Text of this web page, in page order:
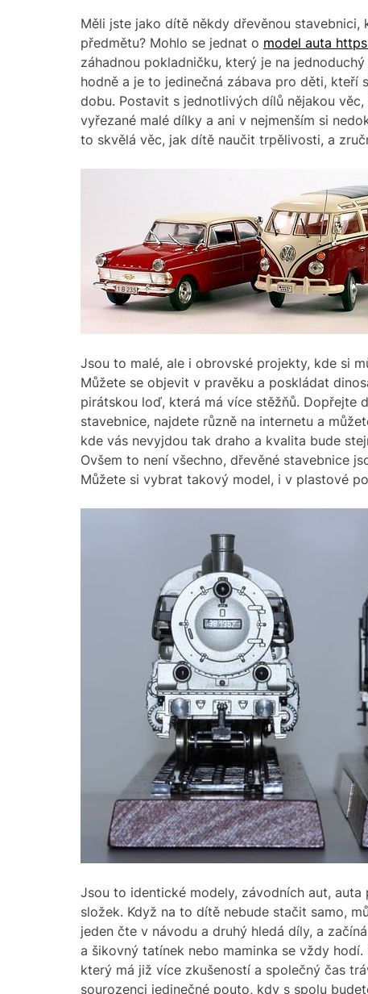
Měli jste jako dítě někdy dřevěnou
předmětu? Mohlo se jednat o model auta
záhadnou pokladničku, který je na
hodně a je to jedinečná zábava pro děti, kteří
dobu. Postavit s jednotlivých dílů nějakou
vyřezané malé dílky a ani v nejmenším si
to skvělá věc, jak dítě naučit trpělivosti, a
Jsou to malé, ale i obrovské projekty, kde si
Můžete se objevit v pravěku a poskládat
pirátskou loď, která má více stěžňů. Dopřejte
stavebnice, najdete různě na internetu a
kde vás nevyjdou tak draho a kvalita bude
Ovšem to není všechno, dřevěné stavebnice
Můžete si vybrat takový model, i v plastové
Jsou to identické modely, závodních aut,
složek. Když na to dítě nebude stačit samo,
jeden čte v návodu a druhý hledá díly, a
a šikovný tatínek nebo maminka se vždy
který má již více zkušeností a společný čas
sourozenci jedinečné pouto, kdy s spolu